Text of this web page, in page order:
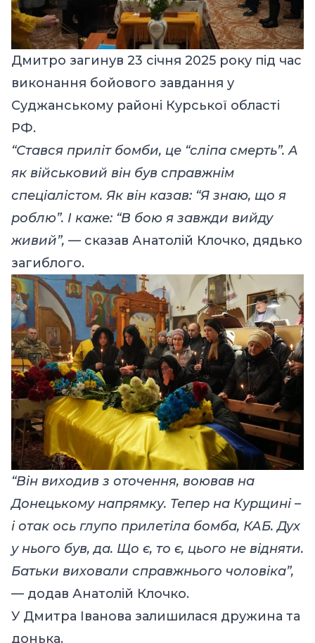
Дмитро загинув 23 січня 2025 року під час
виконання бойового завдання у
Суджанському районі Курської області
РФ.
“Стався приліт бомби, це “сліпа смерть”. А
як військовий він був справжнім
спеціалістом. Як він казав: “Я знаю, що я
роблю”. І каже: “В бою я завжди вийду
живий”, — сказав Анатолій Клочко, дядько
загиблого.
“Він виходив з оточення, воював на
Донецькому напрямку. Тепер на Курщині –
і отак ось глупо прилетіла бомба, КАБ. Дух
у нього був, да. Що є, то є, цього не відняти.
Батьки виховали справжнього чоловіка”,
— додав Анатолій Клочко.
У Дмитра Іванова залишилася дружина та
донька.